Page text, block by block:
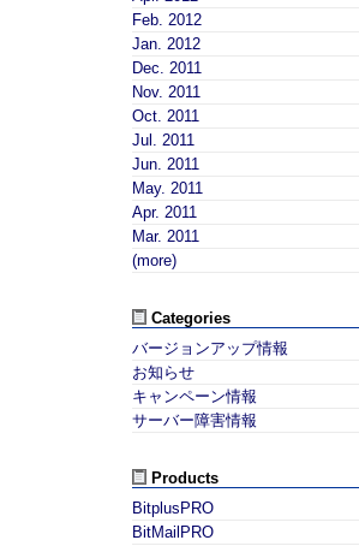
Feb. 2012
Jan. 2012
Dec. 2011
Nov. 2011
Oct. 2011
Jul. 2011
Jun. 2011
May. 2011
Apr. 2011
Mar. 2011
(more)
Categories
バージョンアップ情報
お知らせ
キャンペーン情報
サーバー障害情報
Products
BitplusPRO
BitMailPRO